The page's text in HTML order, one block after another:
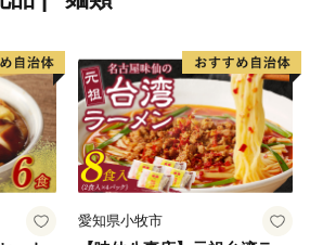
愛知県小牧市